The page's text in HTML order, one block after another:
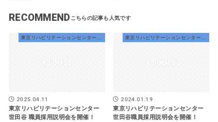
RECOMMEND
2025.04.11
東京リハビリテーションセンター
世田谷 職員採用説明会を開催！
2024.01.19
東京リハビリテーションセンター
世田谷職員採用説明会を開催！